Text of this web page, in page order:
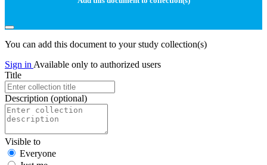
You can add this document to your study collection(s)
Sign in Available only to authorized users
Title
Description (optional)
Visible to
Everyone